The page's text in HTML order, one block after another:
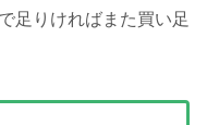
足りければまた買い足